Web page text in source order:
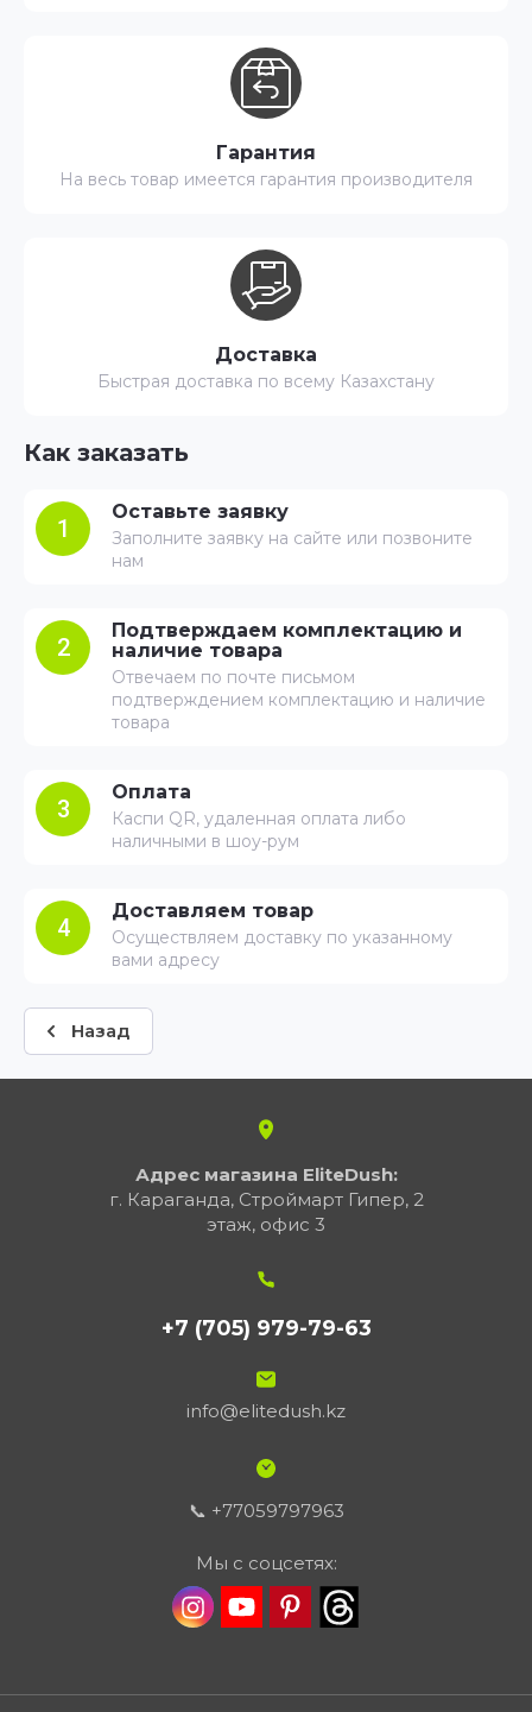
Как заказать
1
Оставьте заявку
Заполните заявку на сайте или позвоните
нам
2
Подтверждаем комплектацию и
наличие товара
Отвечаем по почте письмом
подтверждением комплектацию и наличие
товара
3
Оплата
Каспи QR, удаленная оплата либо
наличными в шоу-рум
4
Доставляем товар
Осуществляем доставку по указанному
вами адресу
Гарантия
На весь товар имеется гарантия производителя
Доставка
Быстрая доставка по всему Казахстану
Назад
Адрес магазина EliteDush:
г. Караганда, Строймарт Гипер, 2
этаж, офис 3
+7 (705) 979-79-63
info@elitedush.kz
📞 +77059797963
Мы с соцсетях: